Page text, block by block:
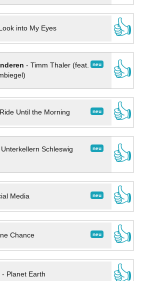
Look into My Eyes
👍
neu
- Timm Thaler (feat.
👍
neu
Ride Until the Morning
👍
neu
Schleswig
👍
neu
Media
👍
neu
Chance
👍
- Planet Earth
👍